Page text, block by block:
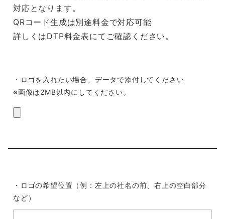
対応となります。
QRコード生成は別途料金で対応可能
詳しくはDTP料金表にてご確認ください。
・ロゴを入れたい場合、データで添付してください
※画像は2MB以内にしてください。
・ロゴの希望位置（例：左上の社名の前、右上の空白部分
など）